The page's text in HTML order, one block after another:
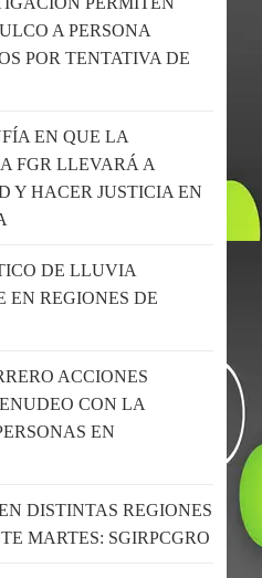
A PERSONA
POR TENTATIVA DE
EN QUE LA
FGR LLEVARÁ A
Y HACER JUSTICIA EN
DE LLUVIA
EN REGIONES DE
ACCIONES
CON LA
EN
DISTINTAS REGIONES
MARTES: SGIRPCGRO